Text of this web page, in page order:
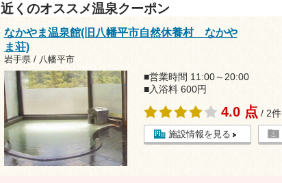
近くのオススメ温泉クーポン
なかやま温泉館(旧八幡平市自然休養村 なかや
ま荘)
岩手県 / 八幡平市
■営業時間 11:00～20:00
■入浴料 600円
4.0 点 / 2件
施設情報を見る